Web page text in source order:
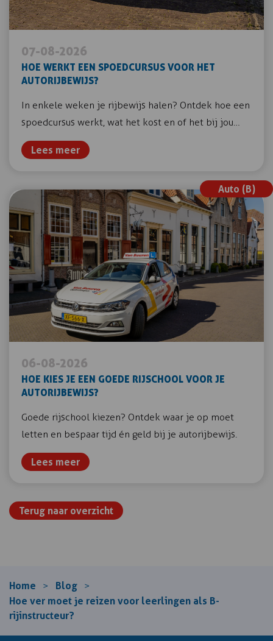
07-08-2026
HOE WERKT EEN SPOEDCURSUS VOOR HET
AUTORIJBEWIJS?
In enkele weken je rijbewijs halen? Ontdek hoe een
spoedcursus werkt, wat het kost en of het bij jou…
Lees meer
Auto (B)
06-08-2026
HOE KIES JE EEN GOEDE RIJSCHOOL VOOR JE
AUTORIJBEWIJS?
Goede rijschool kiezen? Ontdek waar je op moet
letten en bespaar tijd én geld bij je autorijbewijs.
Lees meer
Terug naar overzicht
Home > Blog >
Hoe ver moet je reizen voor leerlingen als B-
rijinstructeur?